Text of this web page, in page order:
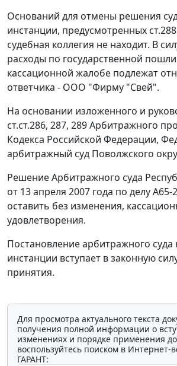
Оснований для отмены решения
инстанции, предусмотренных ст.288
судебная коллегия не находит. В
расходы по государственной
кассационной жалобе подлежат
ответчика - ООО "Фирму "Свей".
На основании изложенного и
ст.ст.286, 287, 289Арбитражного
Кодекса Российской Федерации,
арбитражный суд Поволжского
Решение Арбитражного суда
от 13 апреля 2007 года по делу А65-
оставить без изменения,
удовлетворения.
Постановление арбитражного суда
инстанции вступает в законную
принятия.
Для просмотра актуального текста
получения полной информации о
изменениях и порядке применения
воспользуйтесь поиском в Интернет-
ГАРАНТ: